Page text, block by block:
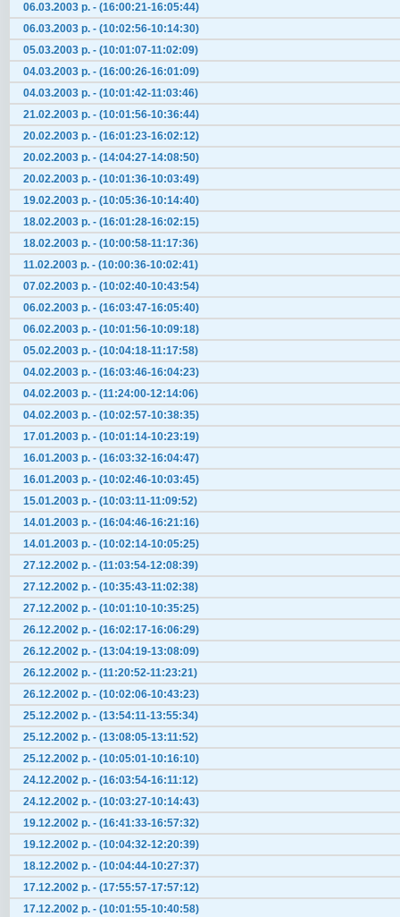
06.03.2003 р. - (16:00:21-16:05:44)
06.03.2003 р. - (10:02:56-10:14:30)
05.03.2003 р. - (10:01:07-11:02:09)
04.03.2003 р. - (16:00:26-16:01:09)
04.03.2003 р. - (10:01:42-11:03:46)
21.02.2003 р. - (10:01:56-10:36:44)
20.02.2003 р. - (16:01:23-16:02:12)
20.02.2003 р. - (14:04:27-14:08:50)
20.02.2003 р. - (10:01:36-10:03:49)
19.02.2003 р. - (10:05:36-10:14:40)
18.02.2003 р. - (16:01:28-16:02:15)
18.02.2003 р. - (10:00:58-11:17:36)
11.02.2003 р. - (10:00:36-10:02:41)
07.02.2003 р. - (10:02:40-10:43:54)
06.02.2003 р. - (16:03:47-16:05:40)
06.02.2003 р. - (10:01:56-10:09:18)
05.02.2003 р. - (10:04:18-11:17:58)
04.02.2003 р. - (16:03:46-16:04:23)
04.02.2003 р. - (11:24:00-12:14:06)
04.02.2003 р. - (10:02:57-10:38:35)
17.01.2003 р. - (10:01:14-10:23:19)
16.01.2003 р. - (16:03:32-16:04:47)
16.01.2003 р. - (10:02:46-10:03:45)
15.01.2003 р. - (10:03:11-11:09:52)
14.01.2003 р. - (16:04:46-16:21:16)
14.01.2003 р. - (10:02:14-10:05:25)
27.12.2002 р. - (11:03:54-12:08:39)
27.12.2002 р. - (10:35:43-11:02:38)
27.12.2002 р. - (10:01:10-10:35:25)
26.12.2002 р. - (16:02:17-16:06:29)
26.12.2002 р. - (13:04:19-13:08:09)
26.12.2002 р. - (11:20:52-11:23:21)
26.12.2002 р. - (10:02:06-10:43:23)
25.12.2002 р. - (13:54:11-13:55:34)
25.12.2002 р. - (13:08:05-13:11:52)
25.12.2002 р. - (10:05:01-10:16:10)
24.12.2002 р. - (16:03:54-16:11:12)
24.12.2002 р. - (10:03:27-10:14:43)
19.12.2002 р. - (16:41:33-16:57:32)
19.12.2002 р. - (10:04:32-12:20:39)
18.12.2002 р. - (10:04:44-10:27:37)
17.12.2002 р. - (17:55:57-17:57:12)
17.12.2002 р. - (10:01:55-10:40:58)